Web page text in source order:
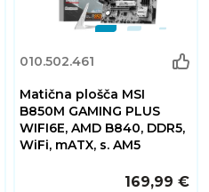
010.502.461
Matična plošča MSI
B850M GAMING PLUS
WIFI6E, AMD B840, DDR5,
WiFi, mATX, s. AM5
169,99 €